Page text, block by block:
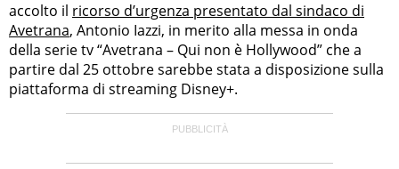
accolto il ricorso d’urgenza presentato dal sindaco di
Avetrana, Antonio Iazzi, in merito alla messa in onda
della serie tv “Avetrana – Qui non è Hollywood” che a
partire dal 25 ottobre sarebbe stata a disposizione sulla
piattaforma di streaming Disney+.